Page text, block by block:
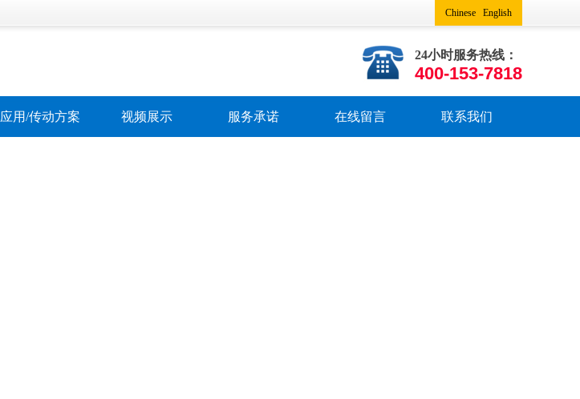
Chinese English
24小时服务热线：
400-153-7818
应用/传动方案 视频展示 服务承诺 在线留言 联系我们